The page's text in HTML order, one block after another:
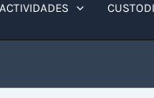
ACTIVIDADES